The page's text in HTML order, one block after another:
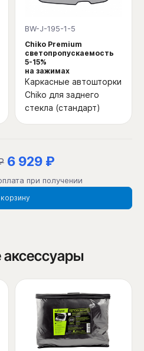
BW-J-195-1-5
Chiko Premium
светопропускаемость
5-15%
на зажимах
Каркасные автошторки
Chiko для заднего
стекла (стандарт)
6 929 ₽
при получении